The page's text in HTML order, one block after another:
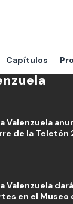
Capítulos
Valenzuela
de la Teletón
Valenzuela
en el Museo